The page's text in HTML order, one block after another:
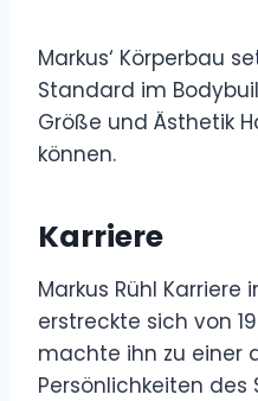
Markus‘ Körperbau
Standard im
Größe und Ästhetik
können.
Karriere
Markus Rühl Karriere
erstreckte sich von
machte ihn zu einer
Persönlichkeiten des